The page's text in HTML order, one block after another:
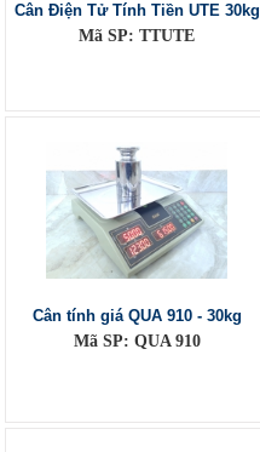
Cân Điện Tử Tính Tiền UTE 30kg
Mã SP: TTUTE
Cân tính giá QUA 910 - 30kg
Mã SP: QUA 910